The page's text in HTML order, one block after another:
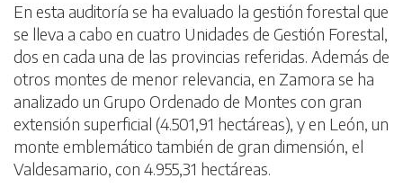
En esta auditoría se ha evaluado la gestión forestal que
se lleva a cabo en cuatro Unidades de Gestión Forestal,
dos en cada una de las provincias referidas. Además de
otros montes de menor relevancia, en Zamora se ha
analizado un Grupo Ordenado de Montes con gran
extensión superficial (4.501,91 hectáreas), y en León, un
monte emblemático también de gran dimensión, el
Valdesamario, con 4.955,31 hectáreas.